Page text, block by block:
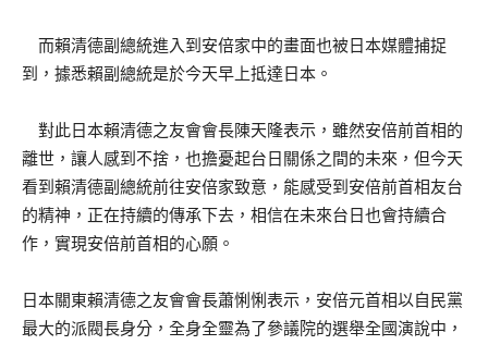
而賴清德副總統進入到安倍家中的畫面也被日本媒體捕捉
到，據悉賴副總統是於今天早上抵達日本。
對此日本賴清德之友會會長陳天隆表示，雖然安倍前首相的
離世，讓人感到不捨，也擔憂起台日關係之間的未來，但今天
看到賴清德副總統前往安倍家致意，能感受到安倍前首相友台
的精神，正在持續的傳承下去，相信在未來台日也會持續合
作，實現安倍前首相的心願。
日本關東賴清德之友會會長蕭悧悧表示，安倍元首相以自民黨
最大的派閥長身分，全身全靈為了參議院的選舉全國演說中，